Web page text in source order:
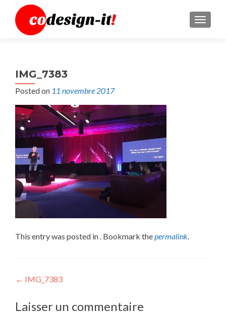
MENU
IMG_7383
Posted on 11 novembre 2017
This entry was posted in . Bookmark thepermalink.
Post
navigation
← IMG_7383
Laisser un commentaire